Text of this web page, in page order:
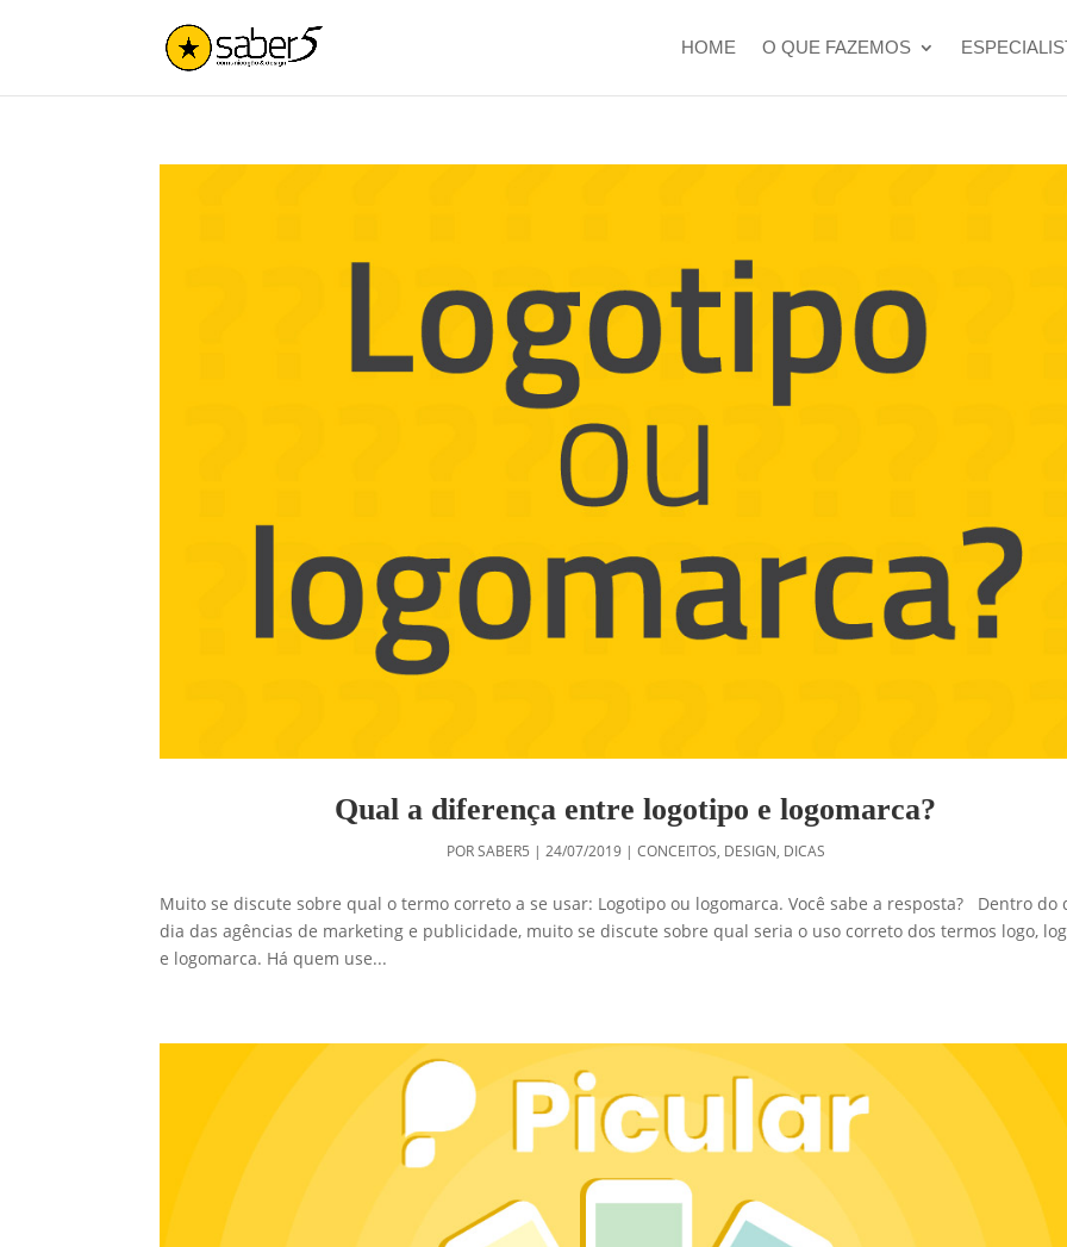
HOME O QUE FAZEMOS
Qual a diferença entre logotipo e logomarca?
PORSABER5 | 24/07/2019| CONCEITOS, DESIGN, DICAS
Muito se discute sobre qual o termo correto a se usar: Logotipo ou logomarca. Você sabe a resposta? Dentro do
dia das agências de marketing e publicidade, muito se discute sobre qual seria o uso correto dos termos logo,
e logomarca. Há quem use...